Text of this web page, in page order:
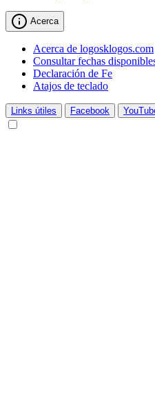
Acerca
Acerca de logosklogos.com
Consultar fechas
Declaración de Fe
Atajos de teclado
Links útiles Facebook